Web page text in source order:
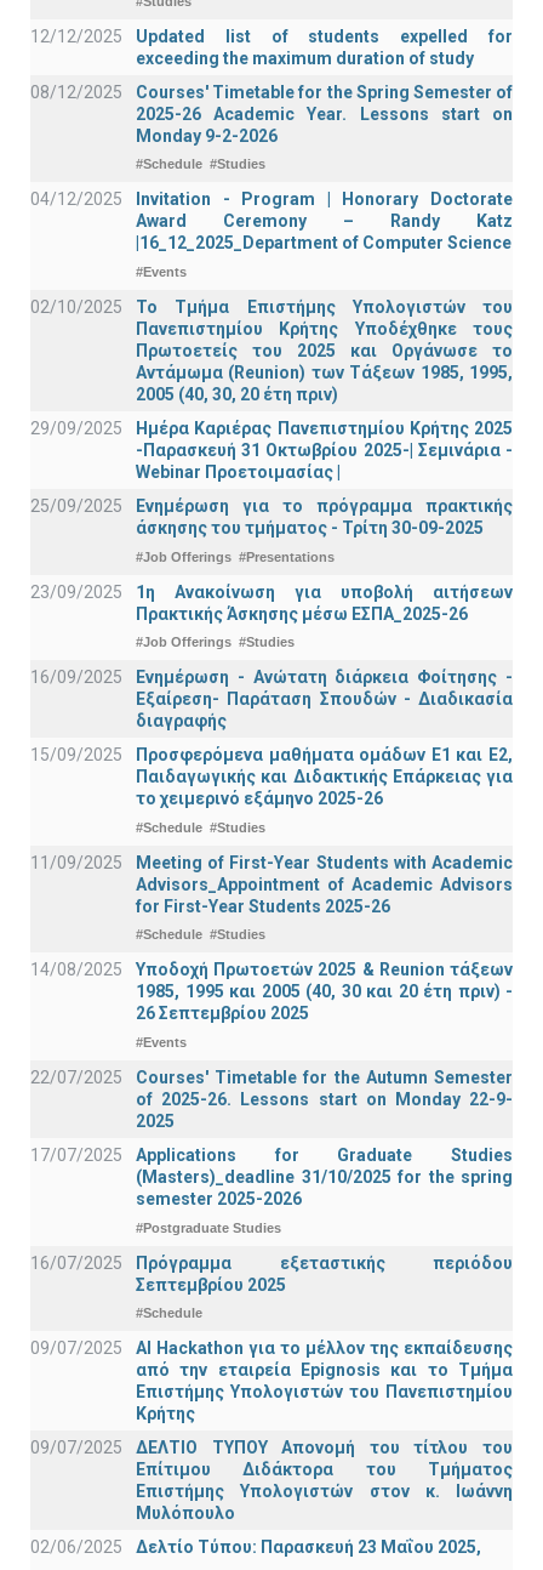
12/12/2025
Updated list of students expelled for
exceeding the maximum duration of study
08/12/2025
Courses' Timetable for the Spring Semester of
2025-26 Academic Year. Lessons start on
Monday 9-2-2026
#Schedule #Studies
04/12/2025
Invitation - Program | Honorary Doctorate
Award Ceremony – Randy Katz
|16_12_2025_Department of Computer Science
#Events
02/10/2025
Το Τμήμα Επιστήμης Υπολογιστών του
Πανεπιστημίου Κρήτης Υποδέχθηκε τους
Πρωτοετείς του 2025 και Οργάνωσε το
Αντάμωμα (Reunion) των Τάξεων 1985, 1995,
2005 (40, 30, 20 έτη πριν)
29/09/2025
Ημέρα Καριέρας Πανεπιστημίου Κρήτης 2025
-Παρασκευή 31 Οκτωβρίου 2025-| Σεμινάρια -
Webinar Προετοιμασίας |
25/09/2025
Ενημέρωση για το πρόγραμμα πρακτικής
άσκησης του τμήματος - Τρίτη 30-09-2025
#Job Offerings #Presentations
23/09/2025
1η Ανακοίνωση για υποβολή αιτήσεων
Πρακτικής Άσκησης μέσω ΕΣΠΑ_2025-26
#Job Offerings #Studies
16/09/2025
Ενημέρωση - Ανώτατη διάρκεια Φοίτησης -
Εξαίρεση- Παράταση Σπουδών - Διαδικασία
διαγραφής
15/09/2025
Προσφερόμενα μαθήματα ομάδων Ε1 και Ε2,
Παιδαγωγικής και Διδακτικής Επάρκειας για
το χειμερινό εξάμηνο 2025-26
#Schedule #Studies
11/09/2025
Meeting of First-Year Students with Academic
Advisors_Appointment of Academic Advisors
for First-Year Students 2025-26
#Schedule #Studies
14/08/2025
Υποδοχή Πρωτοετών 2025 & Reunion τάξεων
1985, 1995 και 2005 (40, 30 και 20 έτη πριν) -
26 Σεπτεμβρίου 2025
#Events
22/07/2025
Courses' Timetable for the Autumn Semester
of 2025-26. Lessons start on Monday 22-9-
2025
17/07/2025
Applications for Graduate Studies
(Masters)_deadline 31/10/2025 for the spring
semester 2025-2026
#Postgraduate Studies
16/07/2025
Πρόγραμμα εξεταστικής περιόδου
Σεπτεμβρίου 2025
#Schedule
09/07/2025
AI Hackathon για το μέλλον της εκπαίδευσης
από την εταιρεία Epignosis και το Τμήμα
Επιστήμης Υπολογιστών του Πανεπιστημίου
Κρήτης
09/07/2025
ΔΕΛΤΙΟ ΤΥΠΟΥ Απονομή του τίτλου του
Επίτιμου Διδάκτορα του Τμήματος
Επιστήμης Υπολογιστών στον κ. Ιωάννη
Μυλόπουλο
02/06/2025
Δελτίο Τύπου: Παρασκευή 23 Μαΐου 2025,